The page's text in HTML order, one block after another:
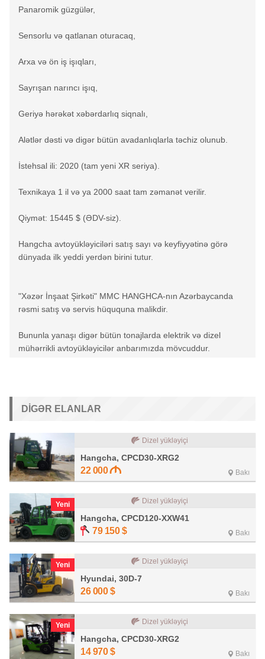
Panaromik güzgülər,
Sensorlu və qatlanan oturacaq,
Arxa və ön iş işıqları,
Sayrışan narıncı işıq,
Geriyə hərəkət xəbərdarlıq siqnalı,
Alətlər dəsti və digər bütün avadanlıqlarla təchiz olunub.
İstehsal ili: 2020 (tam yeni XR seriya).
Texnikaya 1 il və ya 2000 saat tam zəmanət verilir.
Qiymət: 15445 $ (ƏDV-siz).
Hangcha avtoyükləyiciləri satış sayı və keyfiyyətinə görə
dünyada ilk yeddi yerdən birini tutur.
"Xəzər İnşaat Şirkəti" MMC HANGHCA-nın Azərbaycanda
rəsmi satış və servis hüququna malikdir.
Bununla yanaşı digər bütün tonajlarda elektrik və dizel
mühərrikli avtoyükləyicilər anbarımızda mövcuddur.
DIGƏR ELANLAR
Dizel yükləyiçi
Hangcha, CPCD30-XRG2
22 000 Bakı
Yeni Dizel yükləyiçi
Hangcha, CPCD120-XXW41
79 150 $ Bakı
Yeni Dizel yükləyiçi
Hyundai, 30D-7
26 000 $ Bakı
Yeni Dizel yükləyiçi
Hangcha, CPCD30-XRG2
14 970 $ Bakı